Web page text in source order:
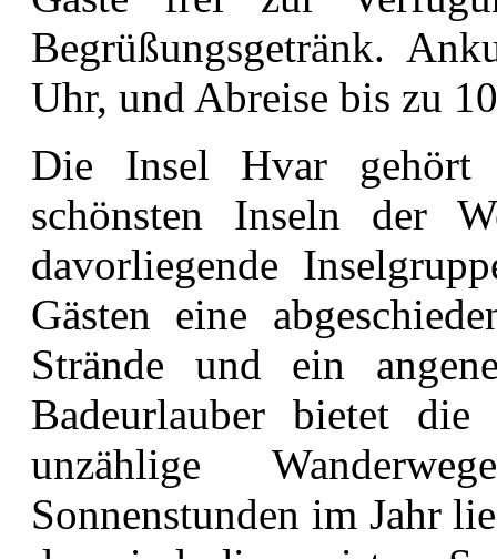
Begrüßungsgetränk.
Uhr, und Abreise bis zu
Die Insel Hvar gehört
schönsten Inseln der
davorliegende
Gästen eine
Strände und ein
Badeurlauber bietet
unzählige
Sonnenstunden im Jahr